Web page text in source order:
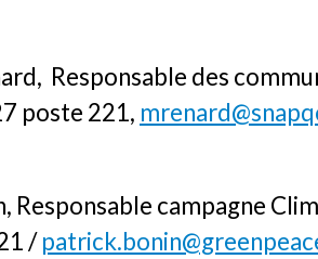
Responsable des
poste 221,
Responsable campagne
/